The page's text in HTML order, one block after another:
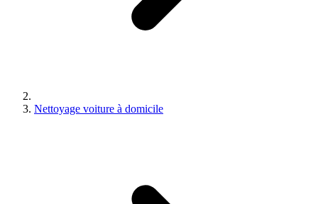
Nettoyage voiture à domicile